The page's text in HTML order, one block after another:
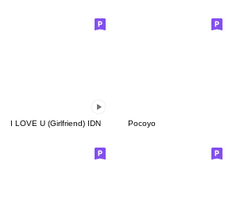
I LOVE U (Girlfriend) IDN Pocoyo